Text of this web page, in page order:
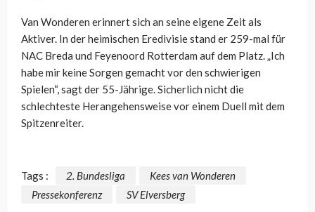
Van Wonderen erinnert sich an seine eigene Zeit als
Aktiver. In der heimischen Eredivisie stand er 259-mal für
NAC Breda und Feyenoord Rotterdam auf dem Platz. „Ich
habe mir keine Sorgen gemacht vor den schwierigen
Spielen“, sagt der 55-Jährige. Sicherlich nicht die
schlechteste Herangehensweise vor einem Duell mit dem
Spitzenreiter.
Tags : 2. Bundesliga
Kees van Wonderen
Pressekonferenz
SV Elversberg